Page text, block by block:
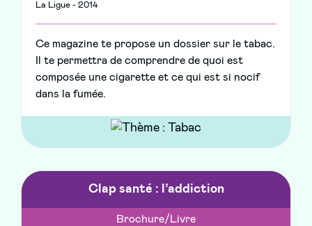
La Ligue - 2014
Ce magazine te propose un dossier sur le tabac.
Il te permettra de comprendre de quoi est
composée une cigarette et ce qui est si nocif
dans la fumée.
Clap santé : l’addiction
Brochure/Livre